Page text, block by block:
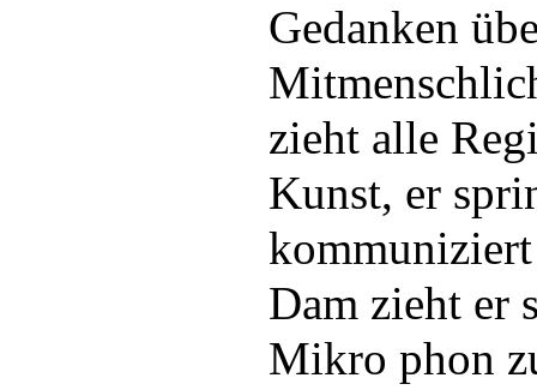
Gedanken
zieht alle
Kunst, er
Dam zieht er
Mikro phon